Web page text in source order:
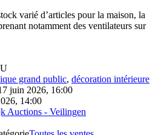
varié d’articles pour la maison, la
notamment des ventilateurs sur
grand public, décoration intérieure
juin 2026, 16:00
14:00
Auctions - Veilingen